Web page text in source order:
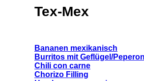
Tex-Mex
Bananen mexikanisch
Burritos mit Geflügel/
Chili con carne
Chorizo Filling